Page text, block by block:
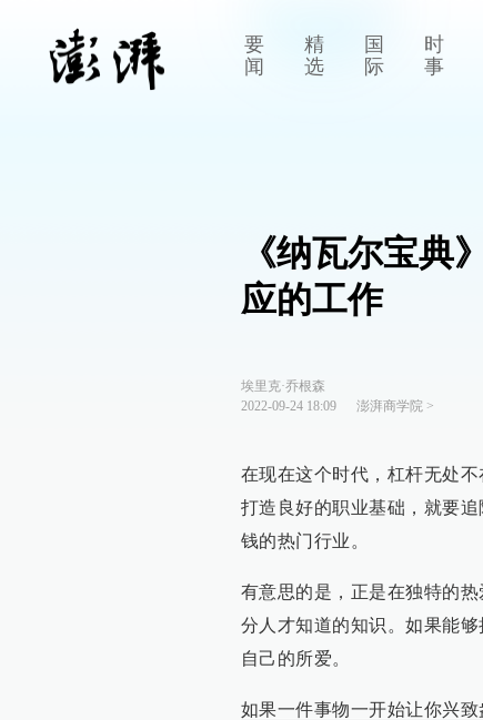
要
闻
精
选
国
际
时
事
《纳瓦尔宝典
应的工作
埃里克·乔根森
2022-09-24 18:09
澎湃商学院>
在现在这个时代，杠杆无处
打造良好的职业基础，就要
钱的热门行业。
有意思的是，正是在独特的
分人才知道的知识。如果能
自己的所爱。
如果一件事物一开始让你兴